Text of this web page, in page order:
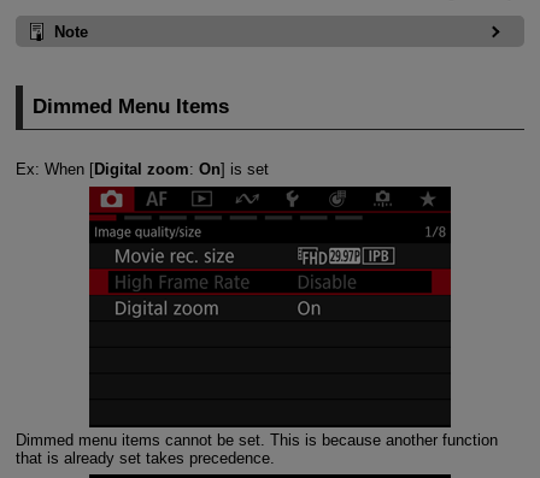
Note
Dimmed Menu Items
Ex: When [Digital zoom: On] is set
Dimmed menu items cannot be set. This is because another function
that is already set takes precedence.